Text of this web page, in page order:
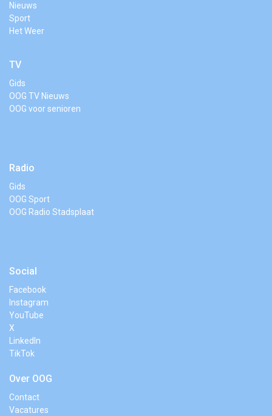
Nieuws
Sport
Het Weer
TV
Gids
OOG TV Nieuws
OOG voor senioren
Radio
Gids
OOG Sport
OOG Radio Stadsplaat
Social
Facebook
Instagram
YouTube
X
LinkedIn
TikTok
Over OOG
Contact
Vacatures